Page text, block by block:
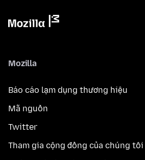
Mozilla
Báo cáo lạm dụng thương hiệu
Mã nguồn
Twitter
Tham gia cộng đồng của chúng tôi